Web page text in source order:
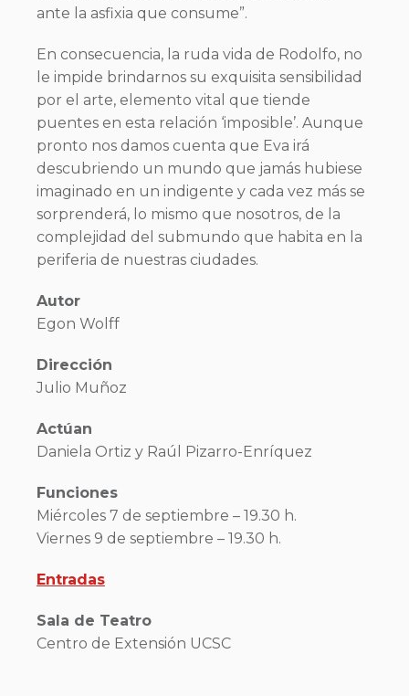
ante la asfixia que consume”.
En consecuencia, la ruda vida de Rodolfo, no
le impide brindarnos su exquisita sensibilidad
por el arte, elemento vital que tiende
puentes en esta relación ‘imposible’. Aunque
pronto nos damos cuenta que Eva irá
descubriendo un mundo que jamás hubiese
imaginado en un indigente y cada vez más se
sorprenderá, lo mismo que nosotros, de la
complejidad del submundo que habita en la
periferia de nuestras ciudades.
Autor
Egon Wolff
Dirección
Julio Muñoz
Actúan
Daniela Ortiz y Raúl Pizarro-Enríquez
Funciones
Miércoles 7 de septiembre – 19.30 h.
Viernes 9 de septiembre – 19.30 h.
Entradas
Sala de Teatro
Centro de Extensión UCSC